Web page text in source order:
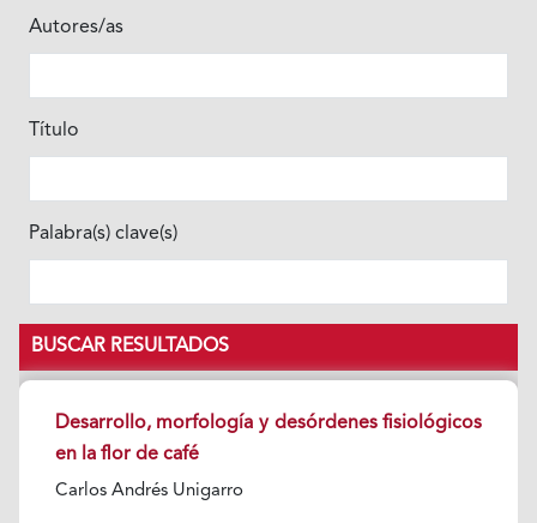
Autores/as
Título
Palabra(s) clave(s)
BUSCAR RESULTADOS
Desarrollo, morfología y desórdenes fisiológicos
en la flor de café
Carlos Andrés Unigarro